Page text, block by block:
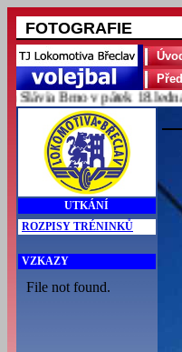
FOTOGRAFIE
Brno v pátek 18.ledna
UTKÁNÍ
ROZPISY TRÉNINKŮ
VZKAZY